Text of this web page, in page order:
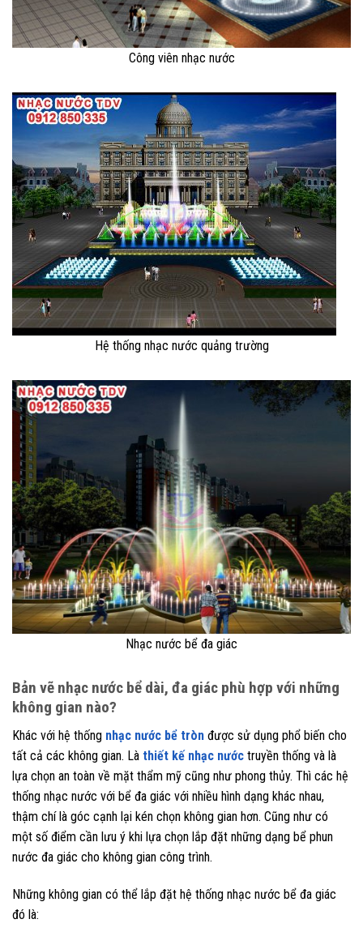
Công viên nhạc nước
Hệ thống nhạc nước quảng trường
Nhạc nước bể đa giác
Bản vẽ nhạc nước bể dài, đa giác phù hợp với những
không gian nào?
Khác với hệ thống nhạc nước bể tròn được sử dụng phổ biến cho
tất cả các không gian. Là thiết kế nhạc nước truyền thống và là
lựa chọn an toàn về mặt thẩm mỹ cũng như phong thủy. Thì các hệ
thống nhạc nước với bể đa giác với nhiều hình dạng khác nhau,
thậm chí là góc cạnh lại kén chọn không gian hơn. Cũng như có
một số điểm cần lưu ý khi lựa chọn lắp đặt những dạng bể phun
nước đa giác cho không gian công trình.
Những không gian có thể lắp đặt hệ thống nhạc nước bể đa giác
đó là: